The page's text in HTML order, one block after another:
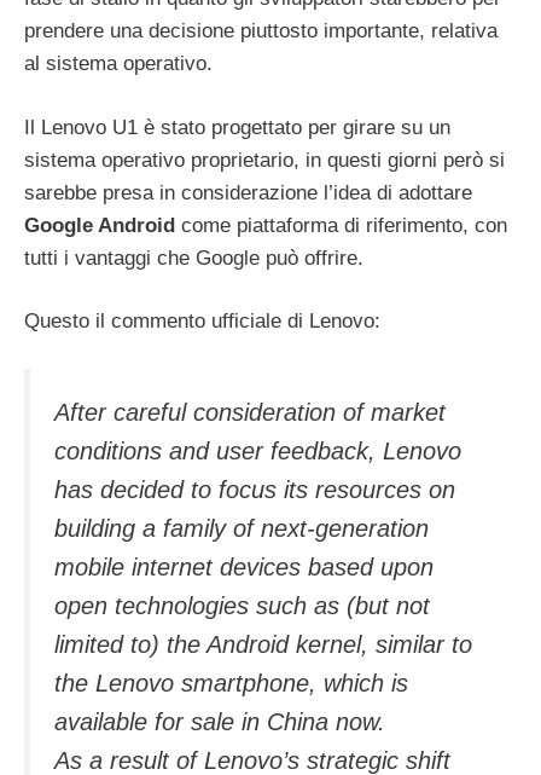
prendere una decisione piuttosto importante, relativa
al sistema operativo.
Il Lenovo U1 è stato progettato per girare su un
sistema operativo proprietario, in questi giorni però si
sarebbe presa in considerazione l’idea di adottare
Google Android come piattaforma di riferimento, con
tutti i vantaggi che Google può offrire.
Questo il commento ufficiale di Lenovo:
After careful consideration of market
conditions and user feedback, Lenovo
has decided to focus its resources on
building a family of next-generation
mobile internet devices based upon
open technologies such as (but not
limited to) the Android kernel, similar to
the Lenovo smartphone, which is
available for sale in China now.
As a result of Lenovo’s strategic shift